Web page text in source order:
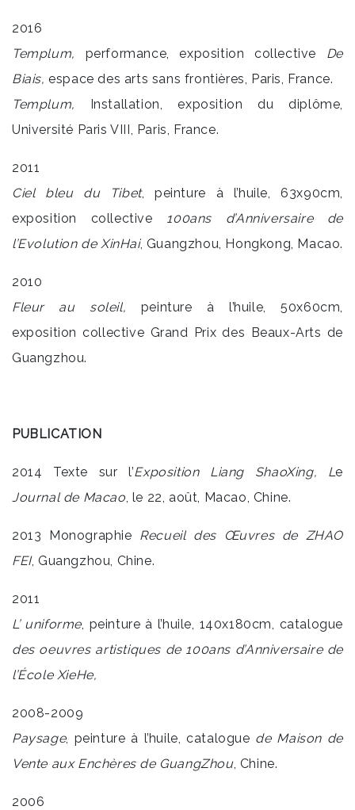
2016
Templum, performance, exposition collective De
Biais,espace des arts sans frontières, Paris, France.
Templum, Installation, exposition du diplôme,
Université Paris VIII, Paris, France.
2011
Ciel bleu du Tibet, peinture à l’huile, 63x90cm,
exposition collective 100ans d’Anniversaire de
l’Evolution de XinHai, Guangzhou, Hongkong, Macao.
2010
Fleur au soleil, peinture à l’huile, 50x60cm,
exposition collective Grand Prix des Beaux-Arts de
Guangzhou.
PUBLICATION
2014 Texte sur l’Exposition Liang ShaoXing, Le
Journal de Macao, le 22, août, Macao, Chine.
2013 Monographie Recueil des Œuvres de ZHAO
FEI, Guangzhou, Chine.
2011
L’ uniforme, peinture à l’huile, 140x180cm, catalogue
des oeuvres artistiques de 100ans d’Anniversaire de
l’École XieHe,
2008-2009
Paysage, peinture à l’huile, catalogue de Maison de
Vente aux Enchères de GuangZhou, Chine.
2006